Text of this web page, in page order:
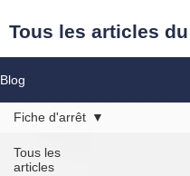
Tous les articles
Blog
Tous les
articles
Fiche d'arrêt